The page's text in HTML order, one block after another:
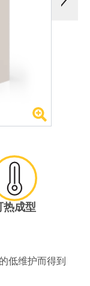
热成型
低维护而得到